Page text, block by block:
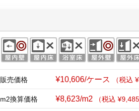
販売価格 ¥10,606/ケース （税込
m2換算価格 ¥8,623/m2 （税込